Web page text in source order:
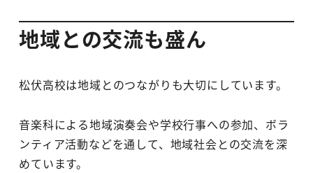
地域との交流も盛ん
松伏高校は地域とのつながりも大切にしています。
音楽科による地域演奏会や学校行事への参加、ボラ
ンティア活動などを通して、地域社会との交流を深
めています。